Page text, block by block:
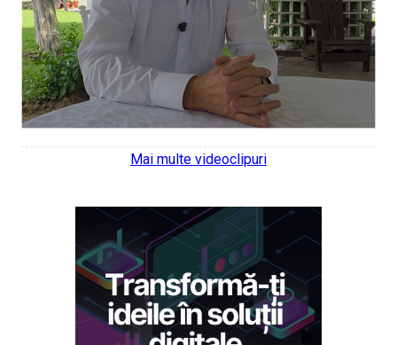
Mai multe videoclipuri